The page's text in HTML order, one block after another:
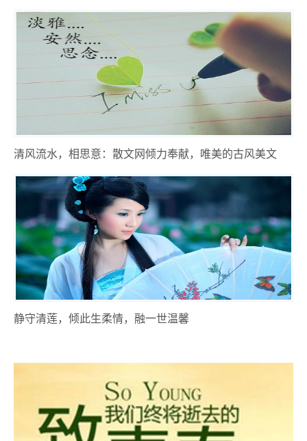
清风流水，相思意：散文网倾力奉献，唯美的古风美文
静守清莲，倾此生柔情，融一世温馨